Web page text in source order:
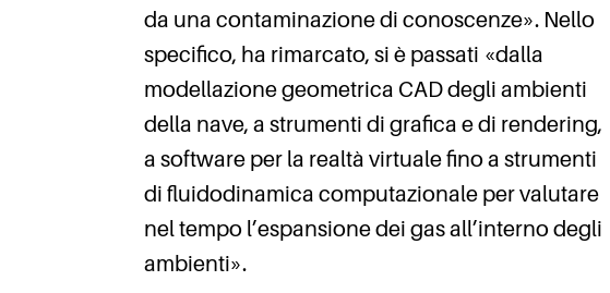
da una contaminazione di conoscenze». Nello
specifico, ha rimarcato, si è passati «dalla
modellazione geometrica CAD degli ambienti
della nave, a strumenti di grafica e di rendering,
a software per la realtà virtuale fino a strumenti
di fluidodinamica computazionale per valutare
nel tempo l’espansione dei gas all’interno degli
ambienti».